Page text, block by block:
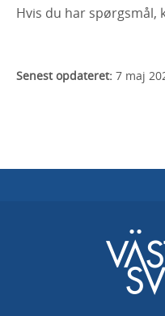
Hvis du har spørgsmål,
Senest opdateret: 7 maj